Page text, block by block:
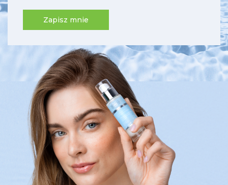
Zapisz mnie